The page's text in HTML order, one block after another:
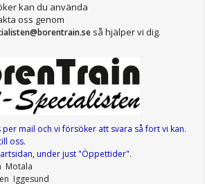
kan du använda
oss genom
så hjälper vi dig.
per mail och vi försöker att svara så fort vi kan.
oss.
under just "Öppettider".
Motala
Iggesund